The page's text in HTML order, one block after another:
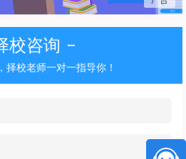
校咨询
择校老师一对一指导你！